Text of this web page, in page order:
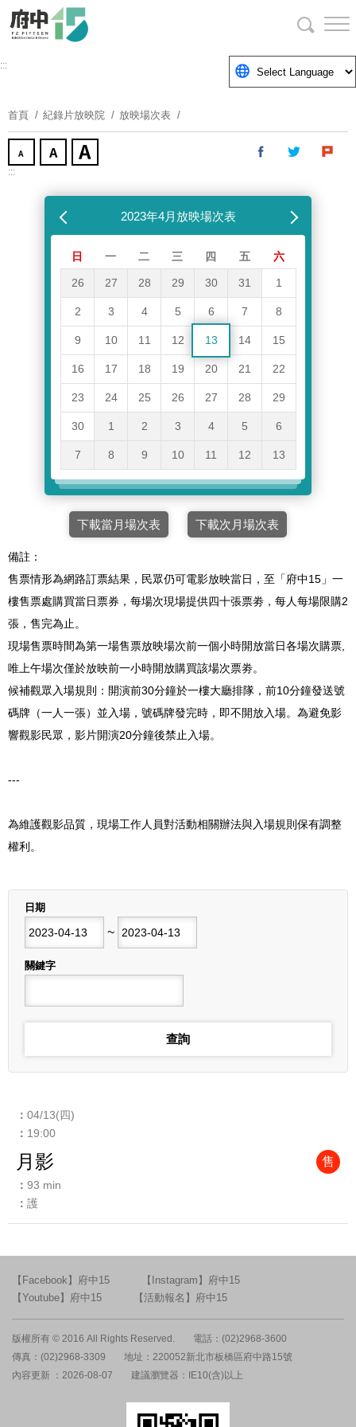
要
塊
:::
首頁 紀錄片放映院 放映場次表
:::
2023年4月放映場次表下個月
日 一 二 三 四 五 六
26 27 28 29 30 31 1
2 3 4 5 6 7 8
9 10 11 12 13 14 15
16 17 18 19 20 21 22
23 24 25 26 27 28 29
30 1 2 3 4 5 6
7 8 9 10 11 12 13
下載當月場次表 下載次月場次表
備註：
售票情形為網路訂票結果，民眾仍可電影放映當日，至「府中15」一
樓售票處購買當日票券，每場次現場提供四十張票劵，每人每場限購2
張，售完為止。
現場售票時間為第一場售票放映場次前一個小時開放當日各場次購票,
唯上午場次僅於放映前一小時開放購買該場次票劵。
候補觀眾入場規則：開演前30分鐘於一樓大廳排隊，前10分鐘發送號
碼牌（一人一張）並入場，號碼牌發完時，即不開放入場。為避免影
響觀影民眾，影片開演20分鐘後禁止入場。
---
為維護觀影品質，現場工作人員對活動相關辦法與入場規則保有調整
權利。
日期
~
結束日期
關鍵字
04/13(四)
19:00
月影 售
93 min
護
【Facebook】府中15
【Instagram】府中15
【Youtube】府中15
【活動報名】府中15
版權所有 © 2016 All Rights Reserved.
電話：(02)2968-3600
傳真：(02)2968-3309
地址：220052新北市板橋區府中路15號
內容更新 ：2026-08-07
建議瀏覽器：IE10(含)以上